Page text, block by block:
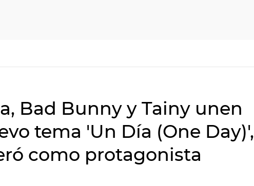
Bad Bunny y Tainy unen
tema 'Un Día (One Day)',
como protagonista